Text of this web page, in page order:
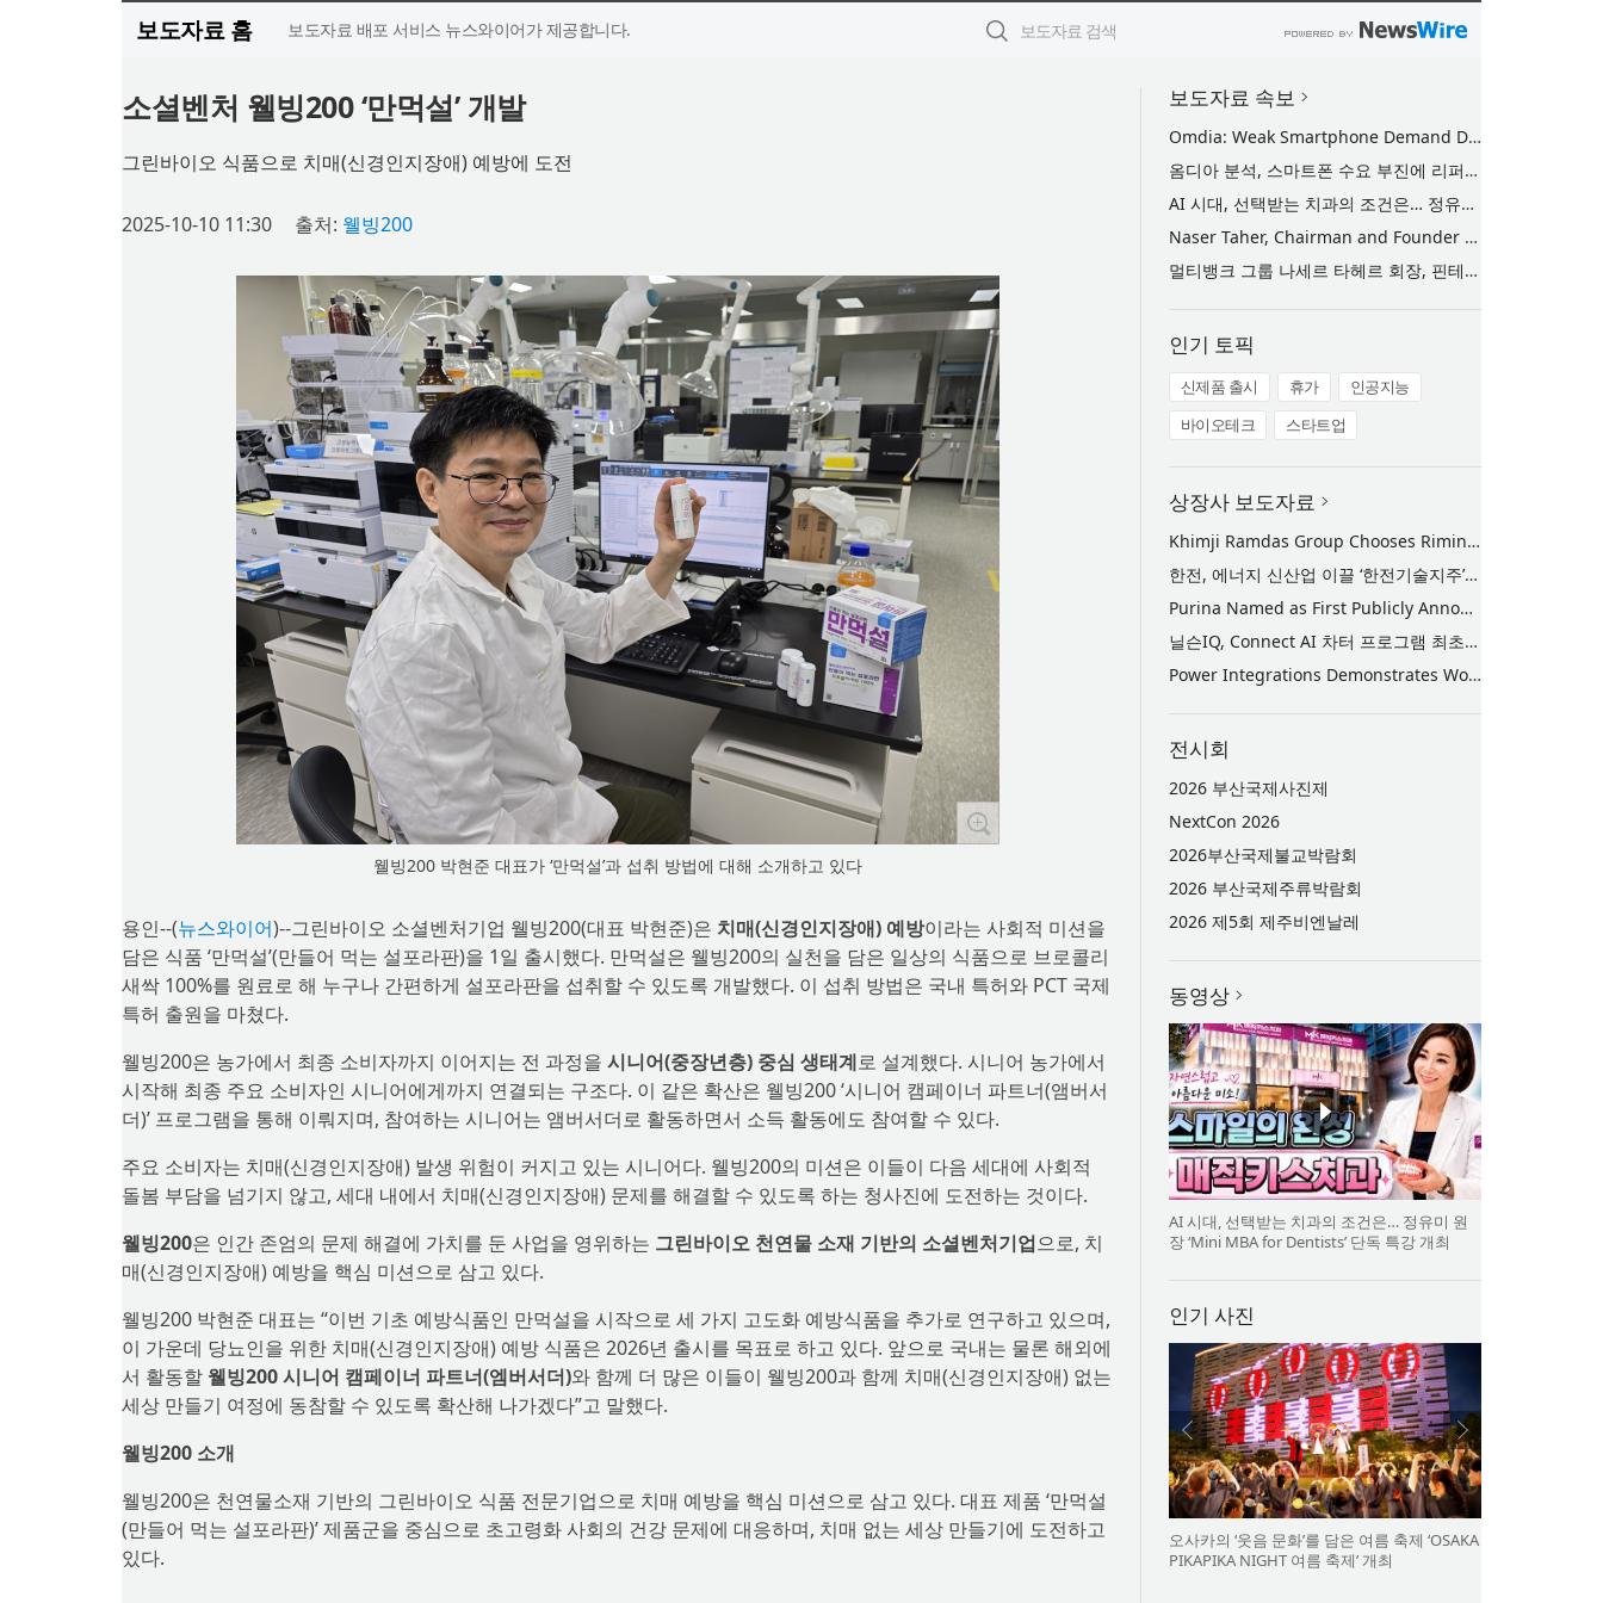
보도자료 홈 보도자료 배포 서비스 뉴스와이어가 제공합니다.
소셜벤처 웰빙200 ‘만먹설’ 개발
그린바이오 식품으로 치매(신경인지장애) 예방에 도전
2025-10-10 11:30 출처: 웰빙200
웰빙200 박현준 대표가 ‘만먹설’과 섭취 방법에 대해 소개하고 있다
용인--(뉴스와이어)--그린바이오 소셜벤처기업 웰빙200(대표 박현준)은 치매(신경인지장애) 예방이라는 사회적 미션을
담은 식품 ‘만먹설’(만들어 먹는 설포라판)을 1일 출시했다. 만먹설은 웰빙200의 실천을 담은 일상의 식품으로 브로콜리
새싹 100%를 원료로 해 누구나 간편하게 설포라판을 섭취할 수 있도록 개발했다. 이 섭취 방법은 국내 특허와 PCT 국제
특허 출원을 마쳤다.
웰빙200은 농가에서 최종 소비자까지 이어지는 전 과정을 시니어(중장년층) 중심 생태계로 설계했다. 시니어 농가에서
시작해 최종 주요 소비자인 시니어에게까지 연결되는 구조다. 이 같은 확산은 웰빙200 ‘시니어 캠페이너 파트너(앰버서
더)’ 프로그램을 통해 이뤄지며, 참여하는 시니어는 앰버서더로 활동하면서 소득 활동에도 참여할 수 있다.
주요 소비자는 치매(신경인지장애) 발생 위험이 커지고 있는 시니어다. 웰빙200의 미션은 이들이 다음 세대에 사회적
돌봄 부담을 넘기지 않고, 세대 내에서 치매(신경인지장애) 문제를 해결할 수 있도록 하는 청사진에 도전하는 것이다.
웰빙200은 인간 존엄의 문제 해결에 가치를 둔 사업을 영위하는 그린바이오 천연물 소재 기반의 소셜벤처기업으로, 치
매(신경인지장애) 예방을 핵심 미션으로 삼고 있다.
웰빙200 박현준 대표는 “이번 기초 예방식품인 만먹설을 시작으로 세 가지 고도화 예방식품을 추가로 연구하고 있으며,
이 가운데 당뇨인을 위한 치매(신경인지장애) 예방 식품은 2026년 출시를 목표로 하고 있다. 앞으로 국내는 물론 해외에
서 활동할 웰빙200 시니어 캠페이너 파트너(엠버서더)와 함께 더 많은 이들이 웰빙200과 함께 치매(신경인지장애) 없는
세상 만들기 여정에 동참할 수 있도록 확산해 나가겠다”고 말했다.
웰빙200 소개
웰빙200은 천연물소재 기반의 그린바이오 식품 전문기업으로 치매 예방을 핵심 미션으로 삼고 있다. 대표 제품 ‘만먹설
(만들어 먹는 설포라판)’ 제품군을 중심으로 초고령화 사회의 건강 문제에 대응하며, 치매 없는 세상 만들기에 도전하고
있다.
보도자료 속보
Omdia: Weak Smartphone Demand Drives Record Growth in Display Shipments to Refurbished Phone Market
옴디아 분석, 스마트폰 수요 부진에 리퍼비시 폰 디스플레이 출하량 사상 최대 기록
AI 시대, 선택받는 치과의 조건은… 정유미 원장 ‘Mini MBA for Dentists’ 단독 특강 개최
Naser Taher, Chairman and Founder of MultiBank Group, Honored by H.H. Sheikh Nahyan bin Mubarak Al Nahyan with the Golden Excellence Award for FinTech, Digital Asset and Blockchain Excellence
멀티뱅크 그룹 나세르 타헤르 회장, 핀테크·디지털 자산·블록체인 부문 ‘골든 엑설런스상’ 수상
인기 토픽
신제품 출시 휴가
인공지능
바이오테크
스타트업
상장사 보도자료
Khimji Ramdas Group Chooses Rimini Street to Reduce SAP Support Costs, Protect 700+ Customizations and Reinvest Savings in Innovation
한전, 에너지 신산업 이끌 ‘한전기술지주’ 공식 출범
Purina Named as First Publicly Announced NIQ ConnectAI Charter Client
닐슨IQ, Connect AI 차터 프로그램 최초 고객사 ‘퓨리나’ 선정
Power Integrations Demonstrates World’s First 2200 V GaN Technology for Next-Era High-Voltage Power Systems
전시회
2026 부산국제사진제
NextCon 2026
2026부산국제불교박람회
2026 부산국제주류박람회
2026 제5회 제주비엔날레
동영상
AI 시대, 선택받는 치과의 조건은… 정유미 원
장 ‘Mini MBA for Dentists’ 단독 특강 개최
인기 사진
오사카의 ‘웃음 문화’를 담은 여름 축제 ‘OSAKA
PIKAPIKA NIGHT 여름 축제’ 개최